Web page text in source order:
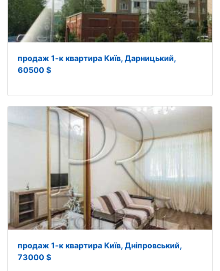
продаж 1-к квартира Київ, Дарницький,
60500 $
продаж 1-к квартира Київ, Дніпровський,
73000 $